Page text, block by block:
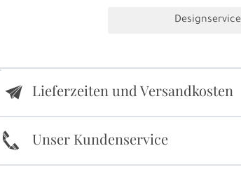
Designservice
e Lieferzeiten und Versandkosten
k Unser Kundenservice